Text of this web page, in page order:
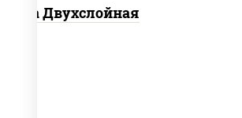
Пицца Двухслойная